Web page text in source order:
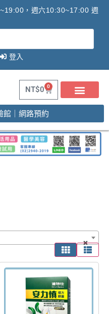
，週六10:30~17:00 週
登入
NT$0 0
館｜網路預約
×